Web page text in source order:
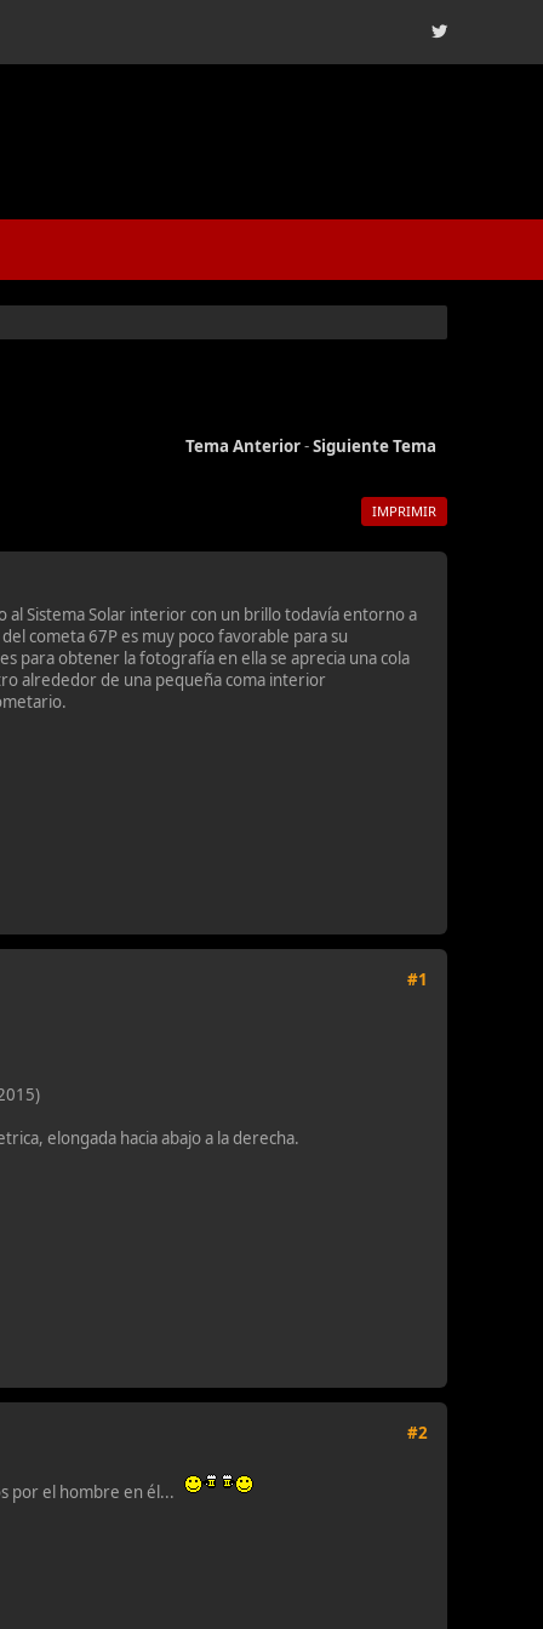
Tema Anterior-Siguiente Tema
IMPRIMIR
Sistema Solar interior con un brillo todavía entorno a
cometa 67P es muy poco favorable para su
para obtener la fotografía en ella se aprecia una cola
alrededor de una pequeña coma interior
#1
elongada hacia abajo a la derecha.
#2
por el hombre en él...